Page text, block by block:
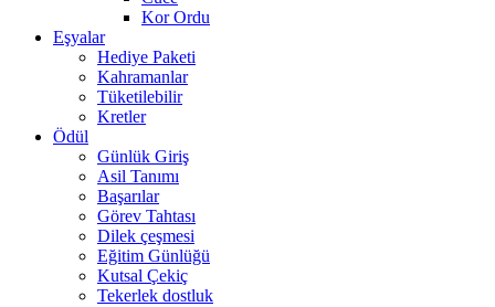
Kor Ordu
Eşyalar
Hediye Paketi
Kahramanlar
Tüketilebilir
Kretler
Ödül
Günlük Giriş
Asil Tanımı
Başarılar
Görev Tahtası
Dilek çeşmesi
Eğitim Günlüğü
Kutsal Çekiç
Tekerlek dostluk